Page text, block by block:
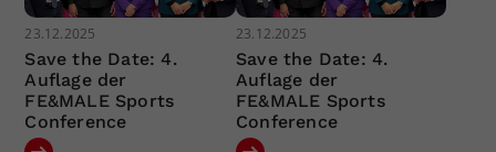
23.12.2025
Save the Date: 4.
Auflage der
FE&MALE Sports
Conference
23.12.2025
Save the Date: 4.
Auflage der
FE&MALE Sports
Conference